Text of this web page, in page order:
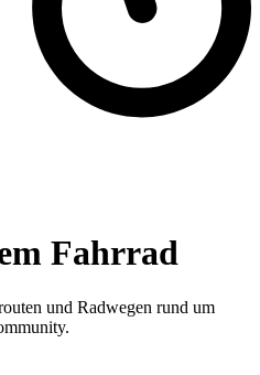
Fahrrad
und Radwegen rund um